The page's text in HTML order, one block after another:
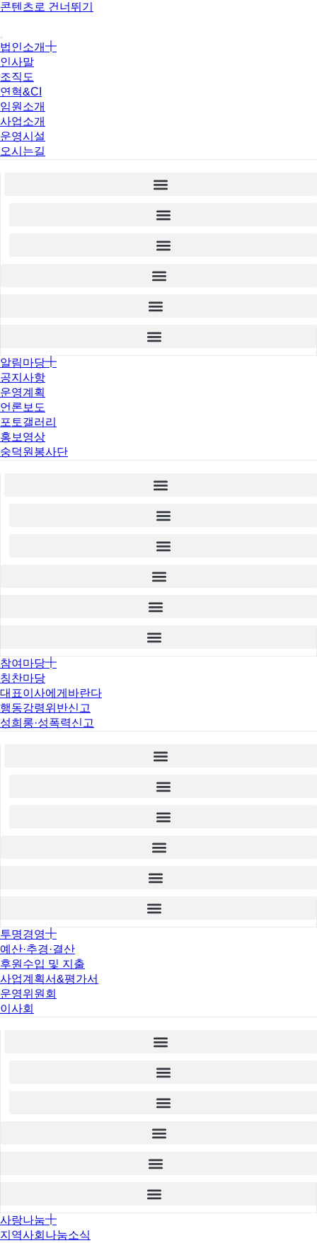
콘텐츠로 건너뛰기
법인소개
인사말
조직도
연혁&CI
임원소개
사업소개
운영시설
오시는길
알림마당
공지사항
운영계획
언론보도
포토갤러리
홍보영상
숭덕원봉사단
참여마당
칭찬마당
대표이사에게바란다
행동강령위반신고
성희롱·성폭력신고
투명경영
예산·추경·결산
후원수입 및 지출
사업계획서&평가서
운영위원회
이사회
사랑나눔
지역사회나눔소식